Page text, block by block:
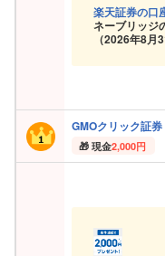
楽天証券の口
ネーブリッジ
（2026年8月
GMOクリック証券
現金2,000円